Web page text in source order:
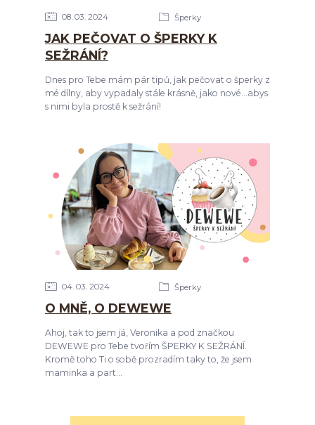
08 03 2024 Šperky
JAK PEČOVAT O ŠPERKY K
SEŽRÁNÍ?
Dnes pro Tebe mám pár tipů, jak pečovat o šperky z
mé dílny, aby vypadaly stále krásně, jako nové...abys
s nimi byla prostě k sežrání!
04 03 2024 Šperky
O MNĚ, O DEWEWE
Ahoj, tak to jsem já, Veronika a pod značkou
DEWEWE pro Tebe tvořím ŠPERKY K SEŽRÁNÍ.
Kromě toho Ti o sobě prozradím taky to, že jsem
maminka a part...